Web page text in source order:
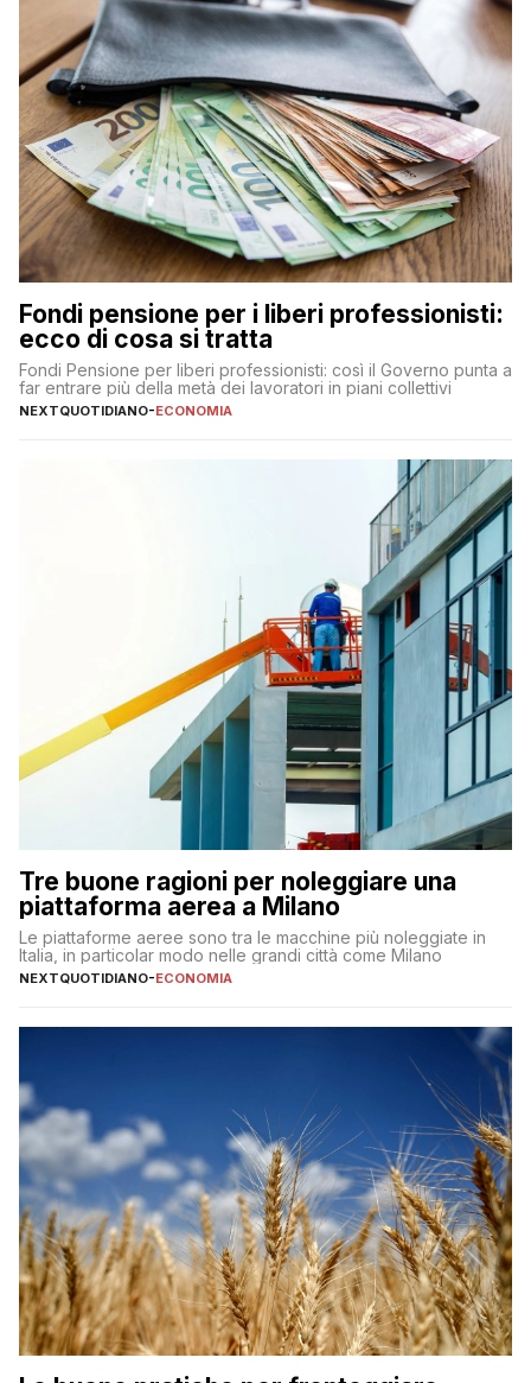
Fondi pensione per i liberi professionisti:
ecco di cosa si tratta
Fondi Pensione per liberi professionisti: così il Governo punta a
far entrare più della metà dei lavoratori in piani collettivi
NEXTQUOTIDIANO-ECONOMIA
Tre buone ragioni per noleggiare una
piattaforma aerea a Milano
Le piattaforme aeree sono tra le macchine più noleggiate in
Italia, in particolar modo nelle grandi città come Milano
NEXTQUOTIDIANO-ECONOMIA